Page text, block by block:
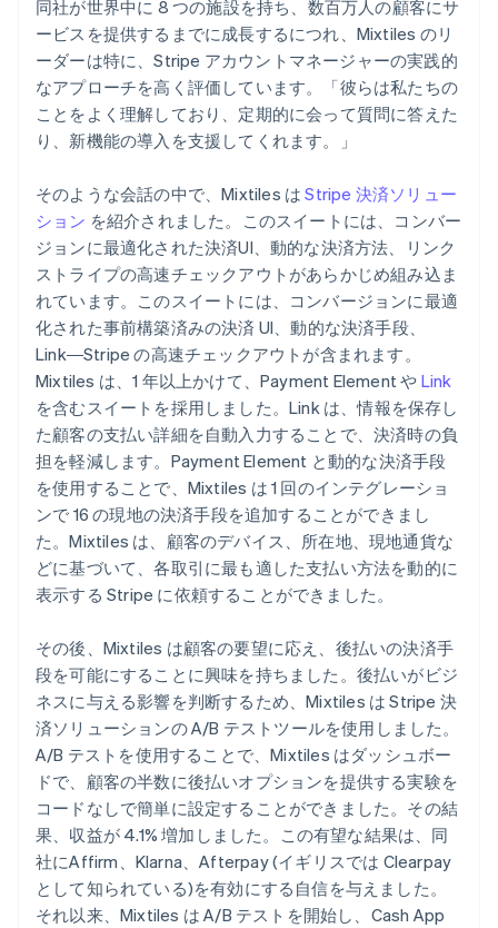
同社が世界中に 8 つの施設を持ち、数百万人の顧客にサ
ービスを提供するまでに成長するにつれ、Mixtiles のリ
ーダーは特に、Stripe アカウントマネージャーの実践的
なアプローチを高く評価しています。「彼らは私たちの
ことをよく理解しており、定期的に会って質問に答えた
り、新機能の導入を支援してくれます。」
そのような会話の中で、Mixtiles はStripe 決済ソリュー
ション を紹介されました。このスイートには、コンバー
ジョンに最適化された決済UI、動的な決済方法、リンク
ストライプの高速チェックアウトがあらかじめ組み込ま
れています。このスイートには、コンバージョンに最適
化された事前構築済みの決済 UI、動的な決済手段、
Link―Stripe の高速チェックアウトが含まれます。
Mixtiles は、1 年以上かけて、Payment Element や Link
を含むスイートを採用しました。Link は、情報を保存し
た顧客の支払い詳細を自動入力することで、決済時の負
担を軽減します。Payment Element と動的な決済手段
を使用することで、Mixtiles は 1 回のインテグレーショ
ンで 16 の現地の決済手段を追加することができまし
た。Mixtiles は、顧客のデバイス、所在地、現地通貨な
どに基づいて、各取引に最も適した支払い方法を動的に
表示する Stripe に依頼することができました。
その後、Mixtiles は顧客の要望に応え、後払いの決済手
段を可能にすることに興味を持ちました。後払いがビジ
ネスに与える影響を判断するため、Mixtiles は Stripe 決
済ソリューションの A/B テストツールを使用しました。
A/B テストを使用することで、Mixtiles はダッシュボー
ドで、顧客の半数に後払いオプションを提供する実験を
コードなしで簡単に設定することができました。その結
果、収益が 4.1% 増加しました。この有望な結果は、同
社にAffirm、Klarna、Afterpay (イギリスでは Clearpay
として知られている)を有効にする自信を与えました。
それ以来、Mixtiles は A/B テストを開始し、Cash App